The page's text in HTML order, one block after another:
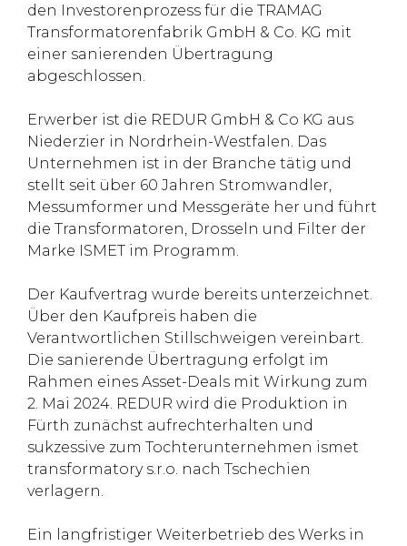
den Investorenprozess für die TRAMAG
Transformatorenfabrik GmbH & Co. KG mit
einer sanierenden Übertragung
abgeschlossen.
Erwerber ist die REDUR GmbH & Co KG aus
Niederzier in Nordrhein-Westfalen. Das
Unternehmen ist in der Branche tätig und
stellt seit über 60 Jahren Stromwandler,
Messumformer und Messgeräte her und führt
die Transformatoren, Drosseln und Filter der
Marke ISMET im Programm.
Der Kaufvertrag wurde bereits unterzeichnet.
Über den Kaufpreis haben die
Verantwortlichen Stillschweigen vereinbart.
Die sanierende Übertragung erfolgt im
Rahmen eines Asset-Deals mit Wirkung zum
2. Mai 2024. REDUR wird die Produktion in
Fürth zunächst aufrechterhalten und
sukzessive zum Tochterunternehmen ismet
transformatory s.r.o. nach Tschechien
verlagern.
Ein langfristiger Weiterbetrieb des Werks in